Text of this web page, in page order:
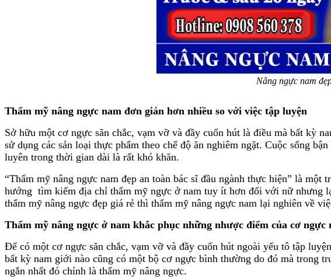
Nâng ngực nam
Thẩm mỹ nâng ngực nam đơn giản hơn nhiều so với việc tập luyện
Sở hữu một cơ ngực săn chắc, vạm vỡ và đầy cuốn hút là điều mà bất kỳ
sử dụng các sản loại thực phẩm theo chế độ ăn nghiêm ngặt. Cuộc sống
luyên trong thời gian dài là rất khó khăn.
“Thẩm mỹ nâng ngực nam đẹp an toàn bác sĩ đầu ngành thực hiện” là
hướng tìm kiếm địa chỉ thẩm mỹ ngực ở nam tuy ít hơn đối với nữ nhưng
thẩm mỹ nâng ngực đẹp giá rẻ thì thẩm mỹ nâng ngực nam lại nghiên về
Thẩm mỹ nâng ngực ở nam khắc phục những nhược điểm của cơ
Để có một cơ ngực săn chắc, vạm vỡ và đầy cuốn hút ngoài yếu tô tập
bất kỳ nam giới nào cũng có một bộ cơ ngực bình thường do đó mà trong
ngắn nhất đó chính là thẩm mỹ nâng ngực.